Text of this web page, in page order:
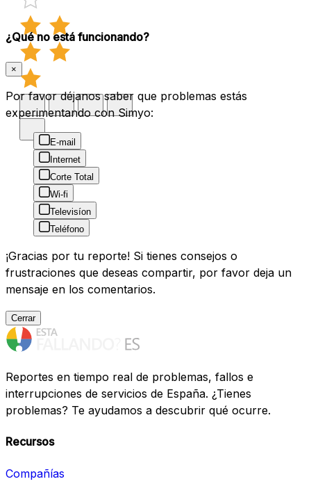
¿Qué no está funcionando?
×
Por favor déjanos saber que problemas estás
experimentando con Simyo:
E-mail
Internet
Corte Total
Wi-fi
Televisíon
Teléfono
¡Gracias por tu reporte! Si tienes consejos o
frustraciones que deseas compartir, por favor deja un
mensaje en los comentarios.
Cerrar
Reportes en tiempo real de problemas, fallos e
interrupciones de servicios de España. ¿Tienes
problemas? Te ayudamos a descubrir qué ocurre.
Recursos
Compañías